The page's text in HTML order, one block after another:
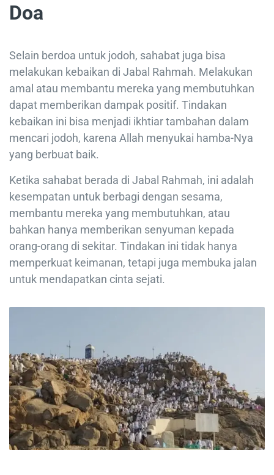
Doa
Selain berdoa untuk jodoh, sahabat juga bisa
melakukan kebaikan di Jabal Rahmah. Melakukan
amal atau membantu mereka yang membutuhkan
dapat memberikan dampak positif. Tindakan
kebaikan ini bisa menjadi ikhtiar tambahan dalam
mencari jodoh, karena Allah menyukai hamba-Nya
yang berbuat baik.
Ketika sahabat berada di Jabal Rahmah, ini adalah
kesempatan untuk berbagi dengan sesama,
membantu mereka yang membutuhkan, atau
bahkan hanya memberikan senyuman kepada
orang-orang di sekitar. Tindakan ini tidak hanya
memperkuat keimanan, tetapi juga membuka jalan
untuk mendapatkan cinta sejati.